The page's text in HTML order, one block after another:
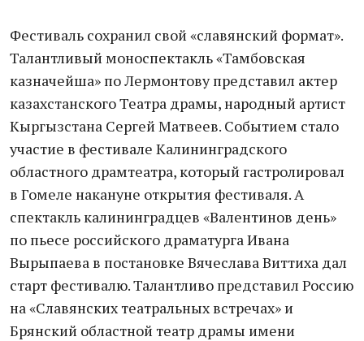
Фестиваль сохранил свой «славянский формат».
Талантливый моноспектакль «Тамбовская
казначейша» по Лермонтову представил актер
казахстанского Театра драмы, народный артист
Кыргызстана Сергей Матвеев. Событием стало
участие в фестивале Калининградского
областного драмтеатра, который гастролировал
в Гомеле накануне открытия фестиваля. А
спектакль калининградцев «Валентинов день»
по пьесе российского драматурга Ивана
Вырыпаева в постановке Вячеслава Виттиха дал
старт фестивалю. Талантливо представил Россию
на «Славянских театральных встречах» и
Брянский областной театр драмы имени